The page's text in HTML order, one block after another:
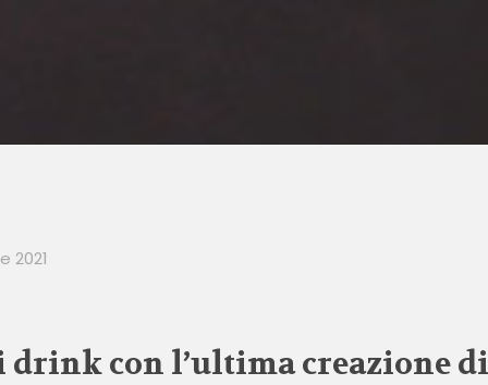
2021
con l’ultima creazione di